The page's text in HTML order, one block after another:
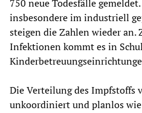
750 neue Todesfälle
insbesondere im industriell
steigen die Zahlen wieder an.
Infektionen kommt es in
Die Verteilung des Impfstoffs
unkoordiniert und planlos